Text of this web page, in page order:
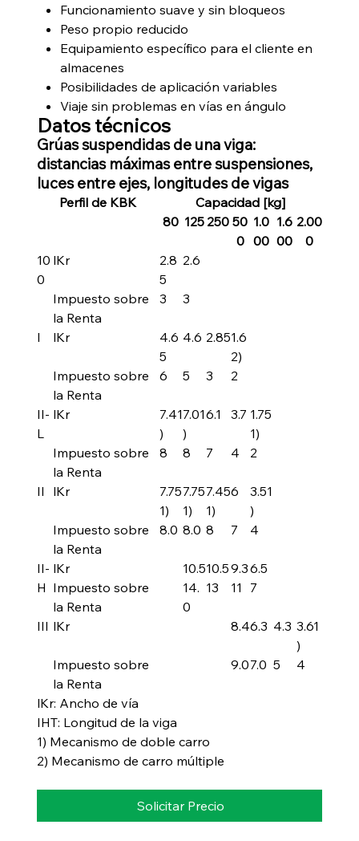
Funcionamiento suave y sin bloqueos
Peso propio reducido
Equipamiento específico para el cliente en
almacenes
Posibilidades de aplicación variables
Viaje sin problemas en vías en ángulo
Datos técnicos
Grúas suspendidas de una viga:
distancias máximas entre suspensiones,
luces entre ejes, longitudes de vigas
Perfil de KBK
Capacidad [kg]
80 125 250 50
0
1.0
00
1.6
00
2.00
0
10
0
lKr
2.8
5
2.6
Impuesto sobre
la Renta
3 3
I lKr
4.6
5
4.6 2.851.6
2)
Impuesto sobre
la Renta
6 5 3 2
II-
L
lKr
7.41
)
7.01
)
6.1 3.7 1.75
1)
Impuesto sobre
la Renta
8 8 7 4 2
II lKr
7.75
1)
7.75
1)
7.45
1)
6
3.51
)
Impuesto sobre
la Renta
8.0 8.0 8 7 4
II-
H
lKr 10.510.59.36.5
Impuesto sobre
la Renta
14.
0
13 11 7
III lKr 8.46.3 4.3 3.61
)
Impuesto sobre
la Renta
9.07.0 5 4
lKr: Ancho de vía
IHT: Longitud de la viga
1) Mecanismo de doble carro
2) Mecanismo de carro múltiple
Solicitar Precio